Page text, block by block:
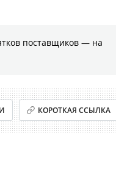
поставщиков ― на
КОРОТКАЯ ССЫЛКА